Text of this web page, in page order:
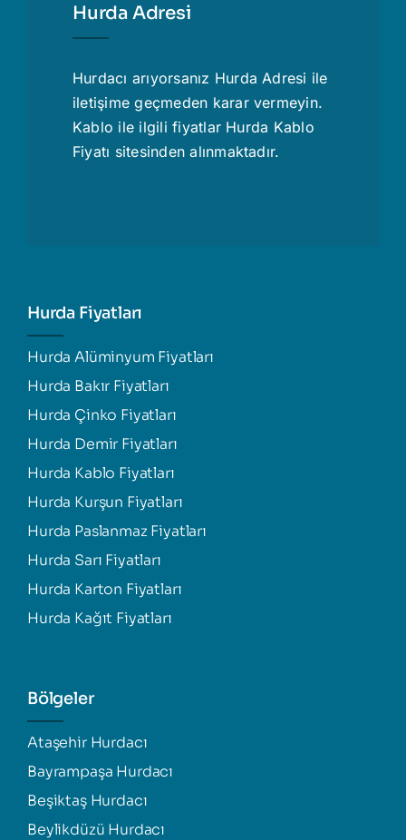
Hurda Adresi
Hurdacı arıyorsanız Hurda Adresi ile
iletişime geçmeden karar vermeyin.
Kablo ile ilgili fiyatlar Hurda Kablo
Fiyatı sitesinden alınmaktadır.
Hurda Fiyatları
Hurda Alüminyum Fiyatları
Hurda Bakır Fiyatları
Hurda Çinko Fiyatları
Hurda Demir Fiyatları
Hurda Kablo Fiyatları
Hurda Kurşun Fiyatları
Hurda Paslanmaz Fiyatları
Hurda Sarı Fiyatları
Hurda Karton Fiyatları
Hurda Kağıt Fiyatları
Bölgeler
Ataşehir Hurdacı
Bayrampaşa Hurdacı
Beşiktaş Hurdacı
Beylikdüzü Hurdacı